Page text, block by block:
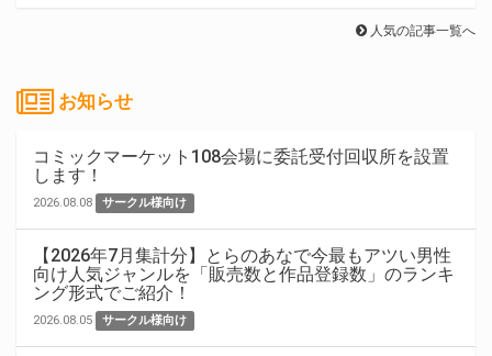
人気の記事一覧へ
お知らせ
コミックマーケット108会場に委託受付回収所を設置
します！
2026.08.08 サークル様向け
【2026年7月集計分】とらのあなで今最もアツい男性
向け人気ジャンルを「販売数と作品登録数」のランキ
ング形式でご紹介！
2026.08.05 サークル様向け